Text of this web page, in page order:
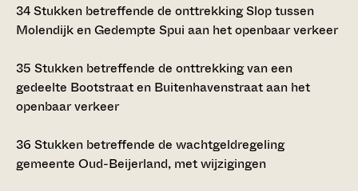
34Stukken betreffende de onttrekking Slop tussen
Molendijk en Gedempte Spui aan het openbaar verkeer
35 Stukken betreffende de onttrekking van een
gedeelte Bootstraat en Buitenhavenstraat aan het
openbaar verkeer
36 Stukken betreffende de wachtgeldregeling
gemeente Oud-Beijerland, met wijzigingen